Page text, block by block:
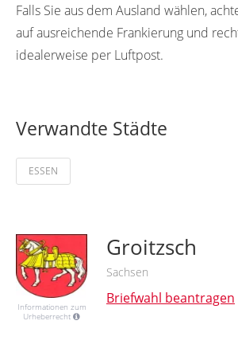
Falls Sie aus dem Ausland wählen,
auf ausreichende Frankierung und
idealerweise per Luftpost.
Verwandte Städte
ESSEN
Informationen zum
Urheberrecht
Groitzsch
Sachsen
Briefwahl beantragen